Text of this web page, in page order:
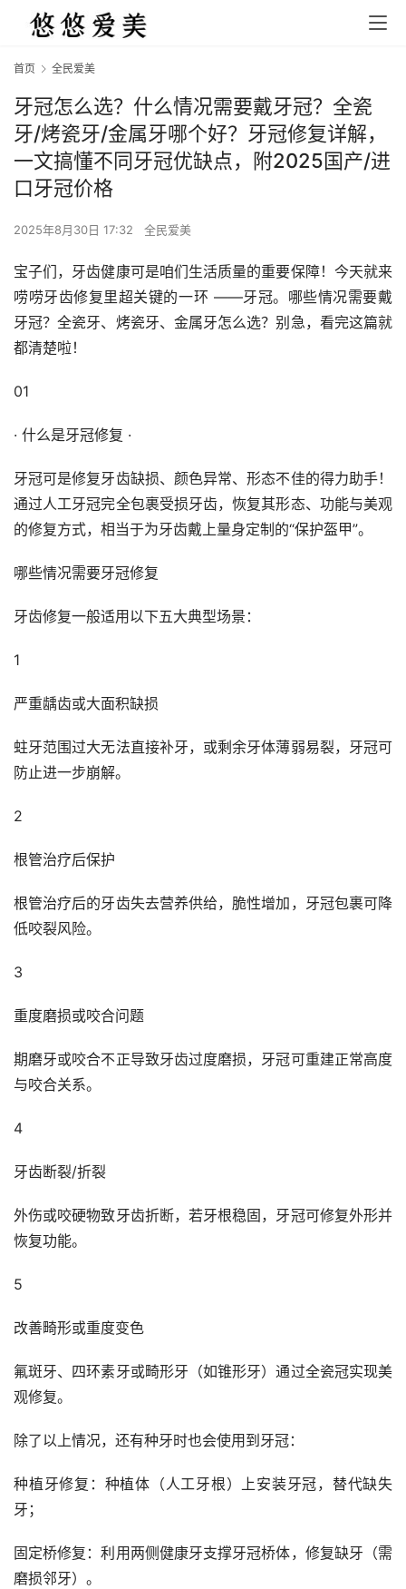
首页 全民爱美
牙冠怎么选？什么情况需要戴牙冠？全瓷
牙/烤瓷牙/金属牙哪个好？牙冠修复详解，
一文搞懂不同牙冠优缺点，附2025国产/进
口牙冠价格
2025年8月30日 17:32 全民爱美
宝子们，牙齿健康可是咱们生活质量的重要保障！今天就来
唠唠牙齿修复里超关键的一环 ——牙冠。哪些情况需要戴
牙冠？全瓷牙、烤瓷牙、金属牙怎么选？别急，看完这篇就
都清楚啦！
01
· 什么是牙冠修复 ·
牙冠可是修复牙齿缺损、颜色异常、形态不佳的得力助手！
通过人工牙冠完全包裹受损牙齿，恢复其形态、功能与美观
的修复方式，相当于为牙齿戴上量身定制的“保护盔甲”。
哪些情况需要牙冠修复
牙齿修复一般适用以下五大典型场景：
1
严重龋齿或大面积缺损
蛀牙范围过大无法直接补牙，或剩余牙体薄弱易裂，牙冠可
防止进一步崩解。
2
根管治疗后保护
根管治疗后的牙齿失去营养供给，脆性增加，牙冠包裹可降
低咬裂风险。
3
重度磨损或咬合问题
期磨牙或咬合不正导致牙齿过度磨损，牙冠可重建正常高度
与咬合关系。
4
牙齿断裂/折裂
外伤或咬硬物致牙齿折断，若牙根稳固，牙冠可修复外形并
恢复功能。
5
改善畸形或重度变色
氟斑牙、四环素牙或畸形牙（如锥形牙）通过全瓷冠实现美
观修复。
除了以上情况，还有种牙时也会使用到牙冠：
种植牙修复：种植体（人工牙根）上安装牙冠，替代缺失
牙；
固定桥修复：利用两侧健康牙支撑牙冠桥体，修复缺牙（需
磨损邻牙）。